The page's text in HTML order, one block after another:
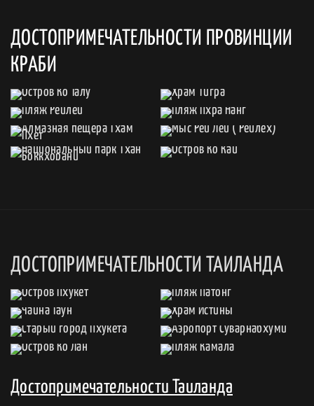
ДОСТОПРИМЕЧАТЕЛЬНОСТИ ПРОВИНЦИИ
КРАБИ
ДОСТОПРИМЕЧАТЕЛЬНОСТИ ТАИЛАНДА
Достопримечательности Таиланда